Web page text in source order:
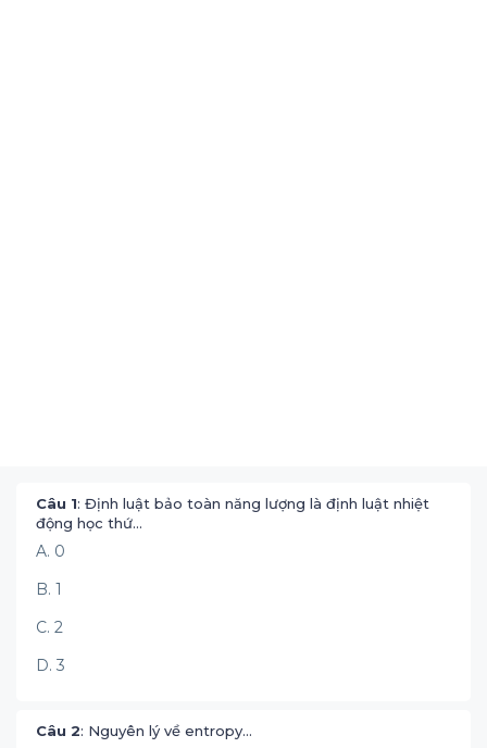
Câu 1: Định luật bảo toàn năng lượng là định luật nhiệt
động học thứ…
A. 0
B. 1
C. 2
D. 3
Câu 2: Nguyên lý về entropy…